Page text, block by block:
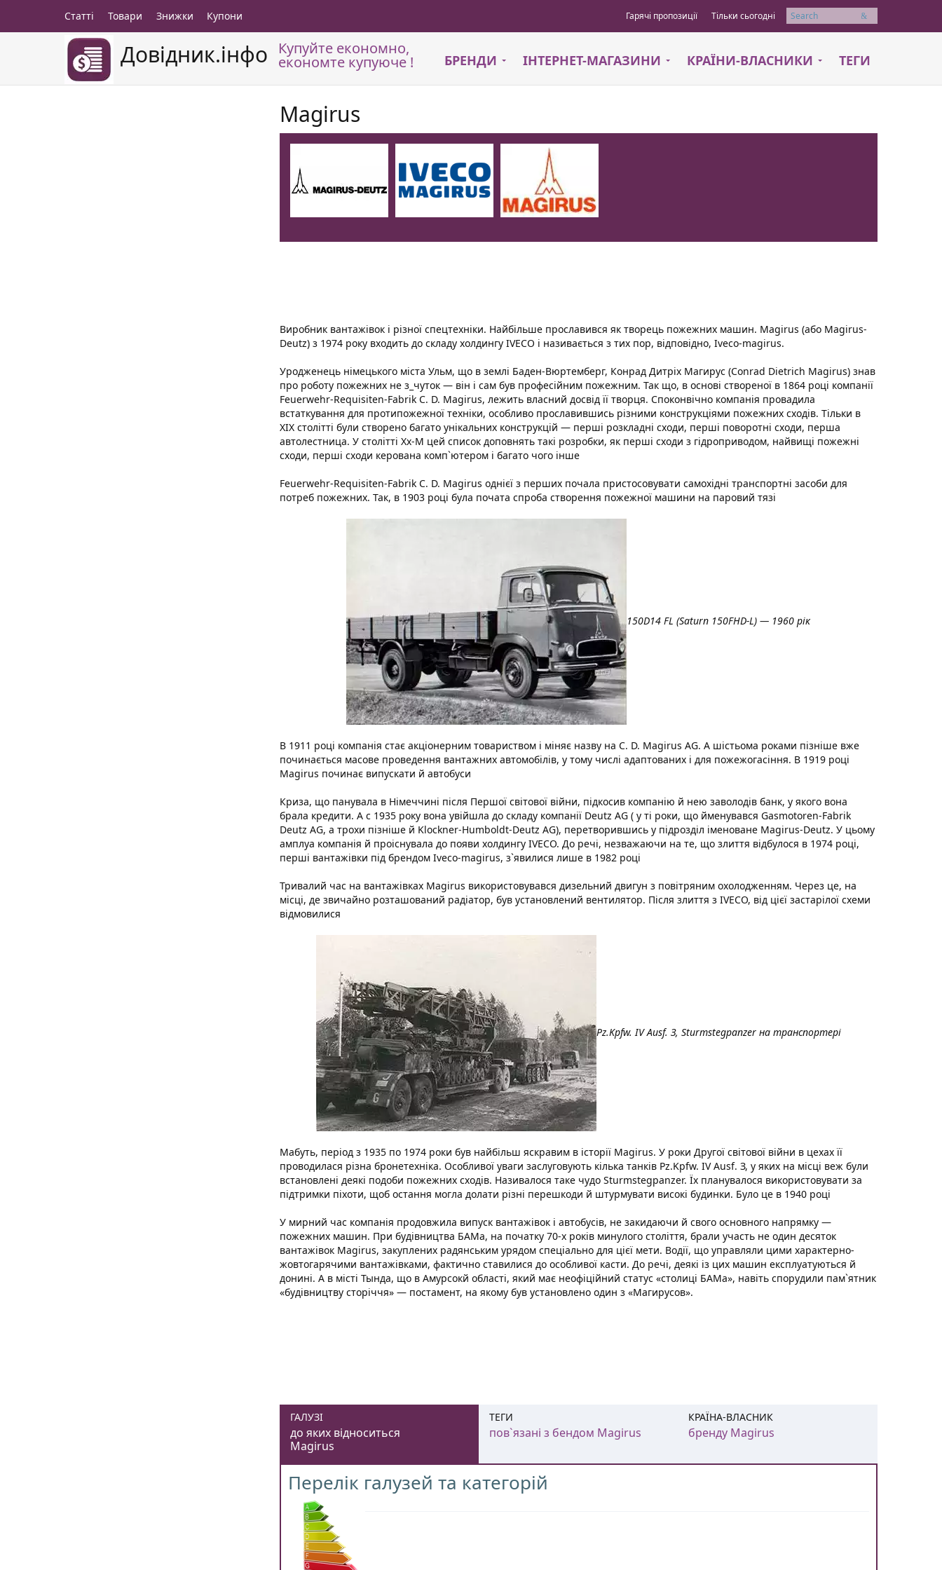
Довідник.інфо Купуйте економно,
економте купуюче ! БРЕНДИ ІНТЕРНЕТ-МАГАЗИНИ КРАЇНИ-ВЛАСНИКИ ТЕГИ
Статті Товари Знижки Купони Гарячі пропозиції Тільки сьогодні Пошук
Magirus
Виробник вантажівок і різної спецтехніки. Найбільше прославився як творець пожежних машин. Magirus (або Magirus-
Deutz) з 1974 року входить до складу холдингу IVECO і називається з тих пор, відповідно, Iveco-magirus.
Уродженець німецького міста Ульм, що в землі Баден-Вюртемберг, Конрад Дитріх Магирус (Conrad Dietrich Magirus) знав
про роботу пожежних не з_чуток — він і сам був професійним пожежним. Так що, в основі створеної в 1864 році компанії
Feuerwehr-Requisiten-Fabrik C. D. Magirus, лежить власний досвід її творця. Споконвічно компанія провадила
встаткування для протипожежної техніки, особливо прославившись різними конструкціями пожежних сходів. Тільки в
XIX столітті були створено багато унікальних конструкцій — перші розкладні сходи, перші поворотні сходи, перша
автолестница. У столітті Хх-М цей список доповнять такі розробки, як перші сходи з гідроприводом, найвищі пожежні
сходи, перші сходи керована комп`ютером і багато чого інше
Feuerwehr-Requisiten-Fabrik C. D. Magirus однієї з перших почала пристосовувати самохідні транспортні засоби для
потреб пожежних. Так, в 1903 році була почата спроба створення пожежної машини на паровий тязі
150D14 FL (Saturn 150FHD-L) — 1960 рік
В 1911 році компанія стає акціонерним товариством і міняє назву на C. D. Magirus AG. А шістьома роками пізніше вже
починається масове проведення вантажних автомобілів, у тому числі адаптованих і для пожежогасіння. В 1919 році
Magirus починає випускати й автобуси
Криза, що панувала в Німеччині після Першої світової війни, підкосив компанію й нею заволодів банк, у якого вона
брала кредити. А с 1935 року вона увійшла до складу компанії Deutz AG ( у ті роки, що йменувався Gasmotoren-Fabrik
Deutz AG, а трохи пізніше й Klockner-Humboldt-Deutz AG), перетворившись у підрозділ іменоване Magirus-Deutz. У цьому
амплуа компанія й проіснувала до появи холдингу IVECO. До речі, незважаючи на те, що злиття відбулося в 1974 році,
перші вантажівки під брендом Iveco-magirus, з`явилися лише в 1982 році
Тривалий час на вантажівках Magirus використовувався дизельний двигун з повітряним охолодженням. Через це, на
місці, де звичайно розташований радіатор, був установлений вентилятор. Після злиття з IVECO, від цієї застарілої схеми
відмовилися
Pz.Kpfw. IV Ausf. З, Sturmstegpanzer на транспортері
Мабуть, період з 1935 по 1974 роки був найбільш яскравим в історії Magirus. У роки Другої світової війни в цехах її
проводилася різна бронетехніка. Особливої уваги заслуговують кілька танків Pz.Kpfw. IV Ausf. З, у яких на місці веж були
встановлені деякі подоби пожежних сходів. Називалося таке чудо Sturmstegpanzer. Їх планувалося використовувати за
підтримки піхоти, щоб остання могла долати різні перешкоди й штурмувати високі будинки. Було це в 1940 році
У мирний час компанія продовжила випуск вантажівок і автобусів, не закидаючи й свого основного напрямку —
пожежних машин. При будівництва БАМа, на початку 70-х років минулого століття, брали участь не один десяток
вантажівок Magirus, закуплених радянським урядом спеціально для цієї мети. Водії, що управляли цими характерно-
жовтогарячими вантажівками, фактично ставилися до особливої касти. До речі, деякі із цих машин експлуатуються й
донині. А в місті Тында, що в Амурсокй області, який має неофіційний статус «столиці БАМа», навіть спорудили пам`ятник
«будівництву сторіччя» — постамент, на якому був установлено один з «Магирусов».
ГАЛУЗІ
до яких відноситься
Magirus
Перелік галузей та категорій
ТЕГИ
пов`язані з бендом Magirus
КРАЇНА-ВЛАСНИК
бренду Magirus